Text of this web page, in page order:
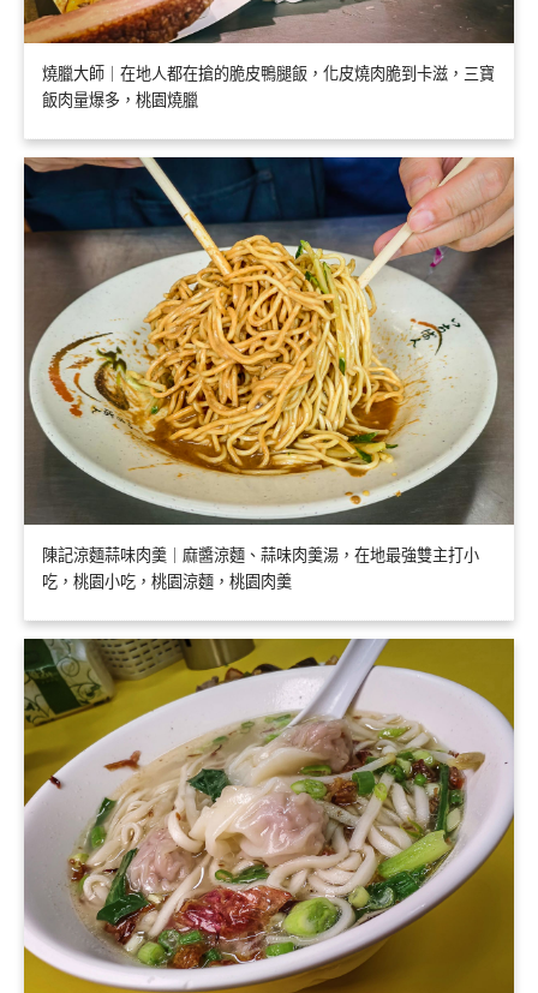
燒臘大師｜在地人都在搶的脆皮鴨腿飯，化皮燒肉脆到卡滋，三寶
飯肉量爆多，桃園燒臘
陳記涼麵蒜味肉羹｜麻醬涼麵、蒜味肉羹湯，在地最強雙主打小
吃，桃園小吃，桃園涼麵，桃園肉羹